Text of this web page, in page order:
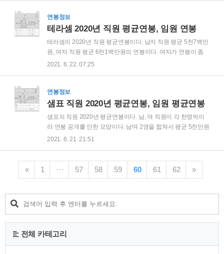
방법 밖에 없다. 테라셈의 사업장 테라셈 주요제품 테라셈의 목
적 사업 1. 반도체 및 전자부품 관련제조 판매업 2. 반도체 및 전
전자제품 수출입업과 그 대행업 5. 부동산 임대업 6. 방송장치
제조업 7. 산업처리공정 제어장비 제조업 8. 전자상거래 및 관련
유통업 9. 그래핀 및 신소재 관련 일체의 연구개발업 및 제조
10. 화장..
연봉정보
테라셈 2020년 직원 평균연봉, 임원 연봉
테라셈의 2020년 직원 평균연봉이다. 남자 직원 평균 5천7백만
원, 여자 직원 평균 6천1백만원의 연봉이다. 여자가 연봉이 좀
더 높은편이다. 평균 근속연수는 4~5년 정도된다. 테라셈 임원
2021. 6. 22. 07:25
연봉정보
샘표 직원 2020년 평균연봉, 임원 평균연봉
샘표의 직원 2020년 평균연봉이다. 남, 여 직원이 각 한명씩이
라 연봉 공개를 안한 모양이다. 남여 2명을 합쳐서 평균 5천만원
이다. 평균 근속연수는 남자가 8년, 여자가 16년으로 2명 밖에
2021. 6. 21. 21:51
« 1 ··· 57 58 59 60 61 62 »
전체 카테고리